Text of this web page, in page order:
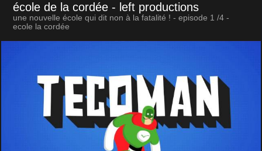
école de la cordée - left productions
une nouvelle école qui dit non à la fatalité ! - episode 1 /4 -
ecole la cordée